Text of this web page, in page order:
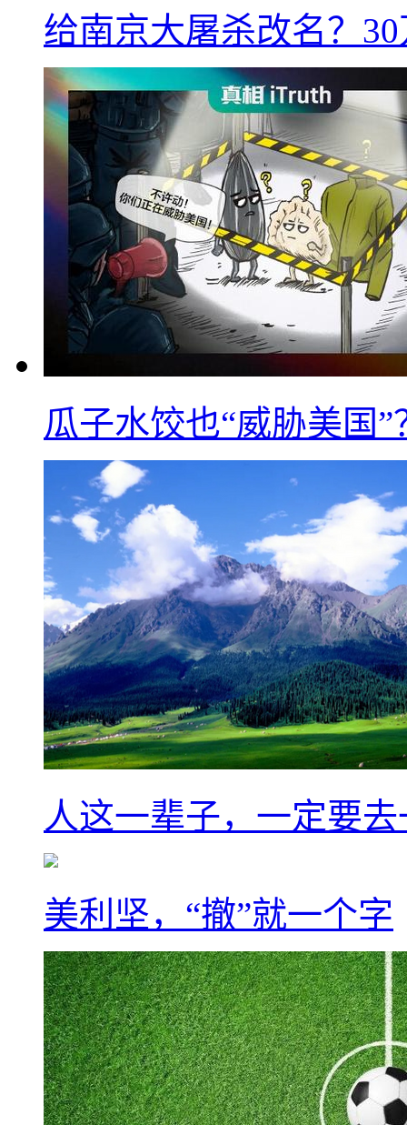
给南京大屠杀改名？
瓜子水饺也“威胁美国”
人这一辈子，一定要
美利坚，“撤”就一个字